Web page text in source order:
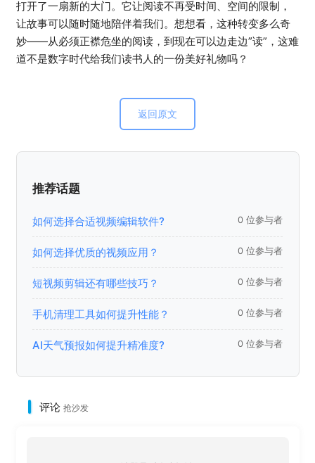
打开了一扇新的大门。它让阅读不再受时间、空间的限制，
让故事可以随时随地陪伴着我们。想想看，这种转变多么奇
妙——从必须正襟危坐的阅读，到现在可以边走边”读”，这难
道不是数字时代给我们读书人的一份美好礼物吗？
返回原文
推荐话题
如何选择合适视频编辑软件? 0 位参与者
如何选择优质的视频应用？ 0 位参与者
短视频剪辑还有哪些技巧？ 0 位参与者
手机清理工具如何提升性能？ 0 位参与者
AI天气预报如何提升精准度? 0 位参与者
评论 抢沙发